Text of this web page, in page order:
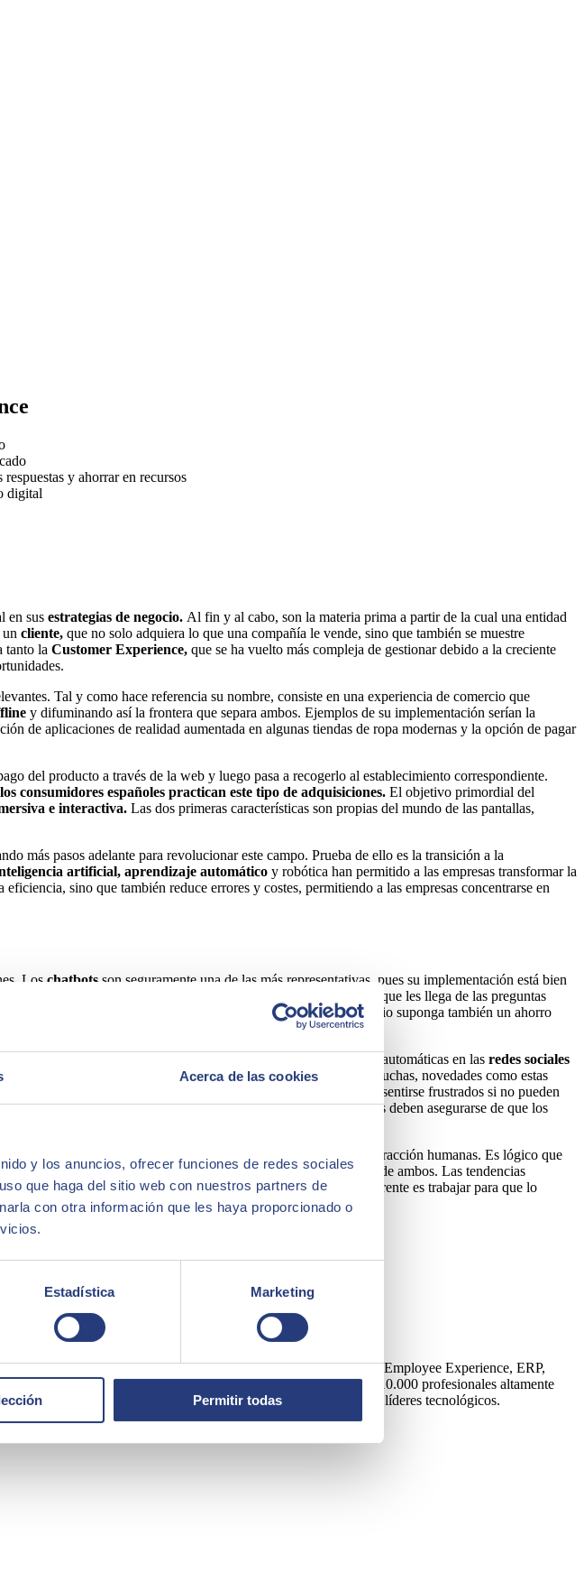
Acerca de las cookies
y los anuncios, ofrecer funciones de redes sociales
que haga del sitio web con nuestros partners de
con otra información que les haya proporcionado o
Estadística Marketing
Permitir todas
y ahorrar en recursos
digital
en sus estrategias de negocio. Al fin y al cabo, son la materia prima a partir de la cual una entidad
cliente, que no solo adquiera lo que una compañía le vende, sino que también se muestre
tanto la Customer Experience, que se ha vuelto más compleja de gestionar debido a la creciente
Tal y como hace referencia su nombre, consiste en una experiencia de comercio que
y difuminando así la frontera que separa ambos. Ejemplos de su implementación serían la
de aplicaciones de realidad aumentada en algunas tiendas de ropa modernas y la opción de pagar
del producto a través de la web y luego pasa a recogerlo al establecimiento correspondiente.
consumidores españoles practican este tipo de adquisiciones. El objetivo primordial del
e interactiva. Las dos primeras características son propias del mundo de las pantallas,
más pasos adelante para revolucionar este campo. Prueba de ello es la transición a la
artificial, aprendizaje automático y robótica han permitido a las empresas transformar la
sino que también reduce errores y costes, permitiendo a las empresas concentrarse en
Los chatbots son seguramente una de las más representativas, pues su implementación está bien
siete días de la semana. Además, se nutren de la información que les llega de las preguntas
del cliente. Es habitual que la implementación de este servicio suponga también un ahorro
respuesta a consultas sencillas.
de
por correo electrónico, las respuestas automáticas en las redes sociales
entidades. Sin embargo, a pesar de los beneficios, que son muchas, novedades como estas
prefieren la interacción con agentes humanos y pueden llegar a sentirse frustrados si no pueden
de los datos del clienteson factores críticos. Las empresas deben asegurarse de que los
privacidad aplicables.
tecnología de responder eficientemente a las necesidades de interacción humanas. Es lógico que
entre un mundo y otro, situando la estrategia en medio de ambos. Las tendencias
pronto que tarde. Lejos de percibirse como una amenaza, lo coherente es trabajar para que lo
ámbitos de Inteligencia Artificial, Edge, Customer Experience, Employee Experience, ERP,
euros en el ejercicio 2023 y una plantilla formada por más de 10.000 profesionales altamente
Medio, África y Asia. La consultora es partner de los principales líderes tecnológicos.